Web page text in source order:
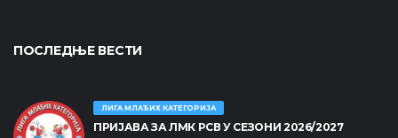
ПОСЛЕДЊЕ ВЕСТИ
ЛИГА МЛАЂИХ КАТЕГОРИЈА
ПРИЈАВА ЗА ЛМК РСВ У СЕЗОНИ 2026/2027